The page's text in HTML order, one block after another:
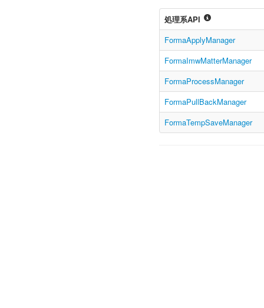
処理系API
FormaApplyManager
FormaImwMatterManager
FormaProcessManager
FormaPullBackManager
FormaTempSaveManager